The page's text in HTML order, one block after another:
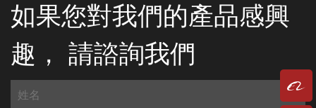
如果您對我們的產品感興
趣， 請諮詢我們